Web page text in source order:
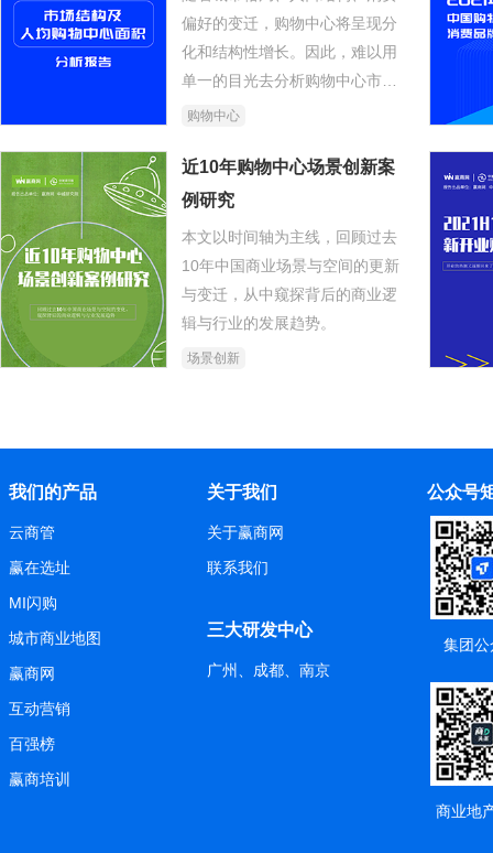
偏好的变迁，购物中心将呈现分
化和结构性增长。因此，难以用
单一的目光去分析购物中心市
场。赢商大数据通过产品特性、
购物中心市场进行结构划分。
购物中心
近10年购物中心场景创新案
例研究
本文以时间轴为主线，回顾过去
10年中国商业场景与空间的更新
与变迁，从中窥探背后的商业逻
辑与行业的发展趋势。
场景创新
我们的产品
云商管
赢在选址
MI闪购
城市商业地图
赢商网
互动营销
百强榜
赢商培训
关于我们
关于赢商网
联系我们
三大研发中心
广州、成都、南京
公众号
集团公
商业地